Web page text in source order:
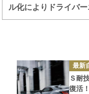
ル化によりドライバ
カイエンが登場
カ
テ
ゴ
リ
ー
Ｓ耐
復活